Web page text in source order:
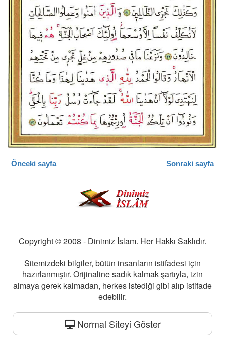
Önceki sayfa Sonraki sayfa
Copyright © 2008 - Dinimiz İslam. Her Hakkı Saklıdır.
Sitemizdeki bilgiler, bütün insanların istifadesi için
hazırlanmıştır. Orijinaline sadık kalmak şartıyla, izin
almaya gerek kalmadan, herkes istediği gibi alıp istifade
edebilir.
Normal Siteyi Göster